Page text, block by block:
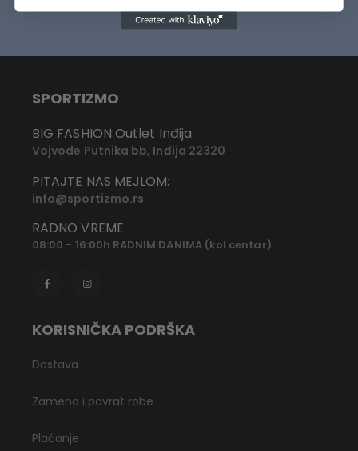
SPORTIZMO
BIG FASHION Outlet Inđija
Vojvode Putnika bb, Inđija 22320
PITAJTE NAS MEJLOM:
info@sportizmo.rs
RADNO VREME
08:00 - 16:00h RADNIM DANIMA (kol centar)
KORISNIČKA PODRŠKA
Dostava
Zamena i povrat robe
Plaćanje